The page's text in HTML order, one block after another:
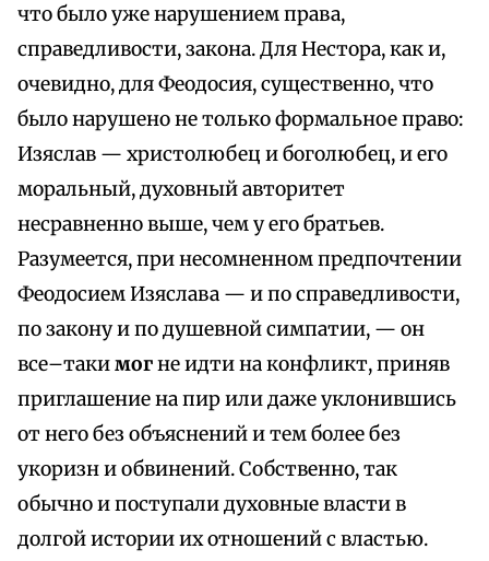
что было уже нарушением права,
справедливости, закона. Для Нестора, как и,
очевидно, для Феодосия, существенно, что
было нарушено не только формальное право:
Изяслав — христолюбец и боголюбец, и его
моральный, духовный авторитет
несравненно выше, чем у его братьев.
Разумеется, при несомненном предпочтении
Феодосием Изяслава — и по справедливости,
по закону и по душевной симпатии, — он
все–такимогне идти на конфликт, приняв
приглашение на пир или даже уклонившись
от него без объяснений и тем более без
укоризн и обвинений. Собственно, так
обычно и поступали духовные власти в
долгой истории их отношений с властью.